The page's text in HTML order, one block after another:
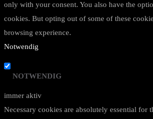
only with your consent. You also have the
cookies. But opting out of some of these
browsing experience.
Notwendig
NOTWENDIG
immer aktiv
Necessary cookies are absolutely essential for